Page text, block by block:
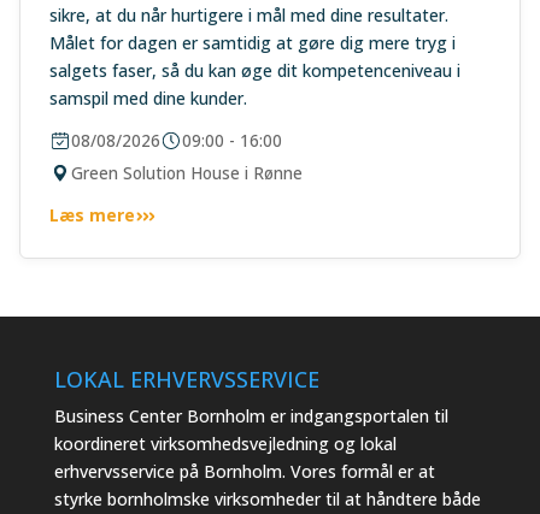
sikre, at du når hurtigere i mål med dine resultater.
Målet for dagen er samtidig at gøre dig mere tryg i
salgets faser, så du kan øge dit kompetenceniveau i
samspil med dine kunder.
08/08/2026
09:00 - 16:00
Green Solution House i Rønne
Læs mere
LOKAL ERHVERVSSERVICE
Business Center Bornholm er indgangsportalen til
koordineret virksomhedsvejledning og lokal
erhvervsservice på Bornholm. Vores formål er at
styrke bornholmske virksomheder til at håndtere både